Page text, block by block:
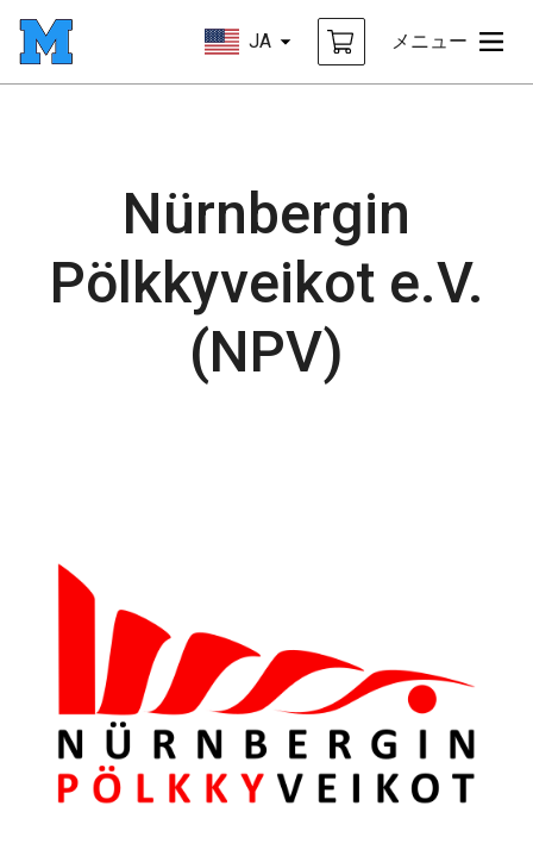
JA メニュー
Nürnbergin
Pölkkyveikot e.V.
(NPV)